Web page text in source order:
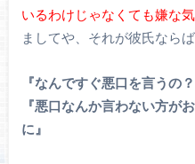
いるわけじゃなくても嫌な
ましてや、それが彼氏なら
『なんですぐ悪口を言うの？
『悪口なんか言わない方が
に』